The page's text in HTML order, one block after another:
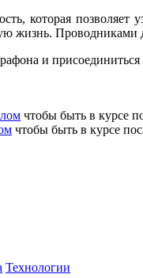
которая позволяет
жизнь. Проводниками
и
чтобы быть в курсе
чтобы быть в курсе
Технологии